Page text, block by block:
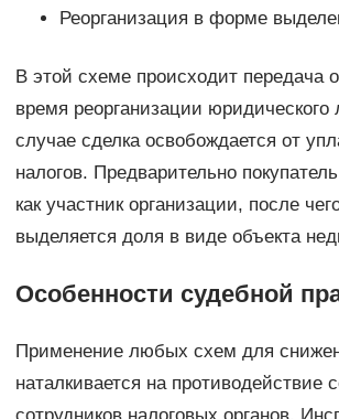
Реорганизация в форме
В этой схеме происходит передача
время реорганизации
случае сделка освобождается от
налогов. Предварительно
как участник организации, после
выделяется доля в виде объекта
Особенности судебной
Применение любых схем для
наталкивается на противодействие